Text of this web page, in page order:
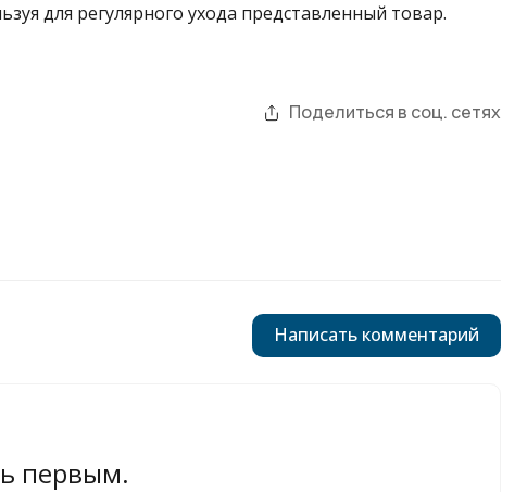
для регулярного ухода представленный товар.
Поделиться в соц. сетях
Написать комментарий
первым.